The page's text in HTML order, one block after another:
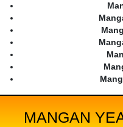
MANGAN